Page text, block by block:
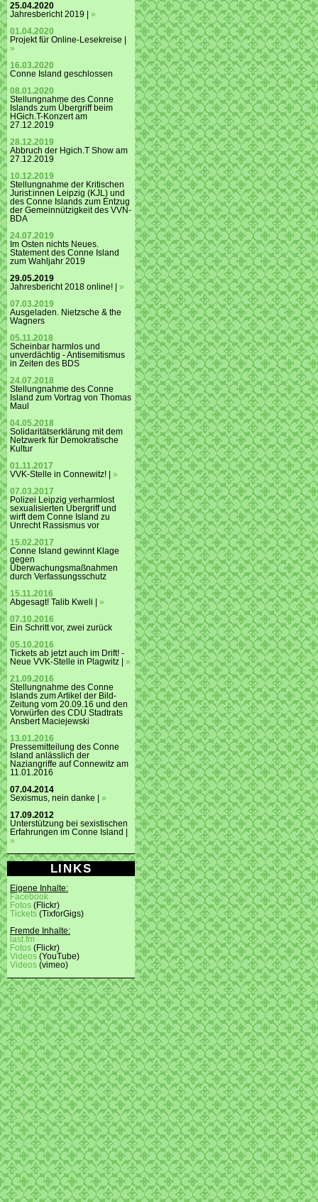
25.04.2020
Jahresbericht 2019 | »
01.04.2020
Projekt für Online-Lesekreise |
»
16.03.2020
Conne Island geschlossen
08.01.2020
Stellungnahme des Conne
Islands zum Übergriff beim
HGich.T-Konzert am
27.12.2019
28.12.2019
Abbruch der Hgich.T Show am
27.12.2019
10.12.2019
Stellungnahme der Kritischen
Jurist:innen Leipzig (KJL) und
des Conne Islands zum Entzug
der Gemeinnützigkeit des VVN-
BDA
24.07.2019
Im Osten nichts Neues.
Statement des Conne Island
zum Wahljahr 2019
29.05.2019
Jahresbericht 2018 online! | »
07.03.2019
Ausgeladen. Nietzsche & the
Wagners
05.11.2018
Scheinbar harmlos und
unverdächtig - Antisemitismus
in Zeiten des BDS
24.07.2018
Stellungnahme des Conne
Island zum Vortrag von Thomas
Maul
04.05.2018
Solidaritätserklärung mit dem
Netzwerk für Demokratische
Kultur
01.11.2017
VVK-Stelle in Connewitz! | »
07.03.2017
Polizei Leipzig verharmlost
sexualisierten Übergriff und
wirft dem Conne Island zu
Unrecht Rassismus vor
15.02.2017
Conne Island gewinnt Klage
gegen
Überwachungsmaßnahmen
durch Verfassungsschutz
15.11.2016
Abgesagt! Talib Kweli | »
07.10.2016
Ein Schritt vor, zwei zurück
05.10.2016
Tickets ab jetzt auch im Drift! -
Neue VVK-Stelle in Plagwitz | »
21.09.2016
Stellungnahme des Conne
Islands zum Artikel der Bild-
Zeitung vom 20.09.16 und den
Vorwürfen des CDU Stadtrats
Ansbert Maciejewski
13.01.2016
Pressemitteilung des Conne
Island anlässlich der
Naziangriffe auf Connewitz am
11.01.2016
07.04.2014
Sexismus, nein danke | »
17.09.2012
Unterstützung bei sexistischen
Erfahrungen im Conne Island |
»
LINKS
Eigene Inhalte:
Facebook
Fotos (Flickr)
Tickets (TixforGigs)
Fremde Inhalte:
last.fm
Fotos (Flickr)
Videos (YouTube)
Videos (vimeo)